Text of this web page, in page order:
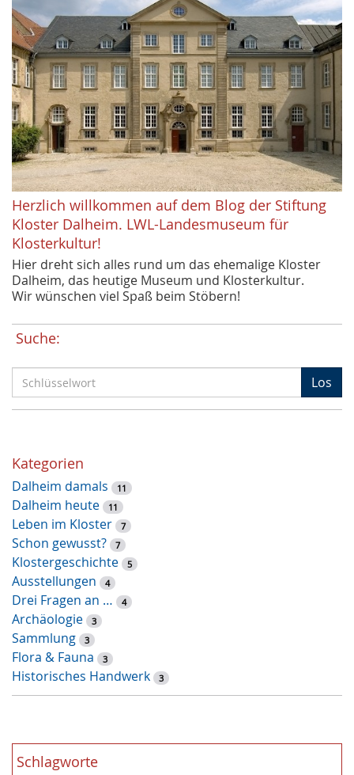
Herzlich willkommen auf dem Blog der Stiftung
Kloster Dalheim. LWL-Landesmuseum für
Klosterkultur!
Hier dreht sich alles rund um das ehemalige Kloster
Dalheim, das heutige Museum und Klosterkultur.
Wir wünschen viel Spaß beim Stöbern!
Suche:
c
h
s
s
e
l
w
o
r
t
-
S
u
c
h
Los
Kategorien
Dalheim damals 11
Dalheim heute 11
Leben im Kloster 7
Schon gewusst? 7
Klostergeschichte 5
Ausstellungen 4
Drei Fragen an … 4
Archäologie 3
Sammlung 3
Flora & Fauna 3
Historisches Handwerk 3
Schlagworte